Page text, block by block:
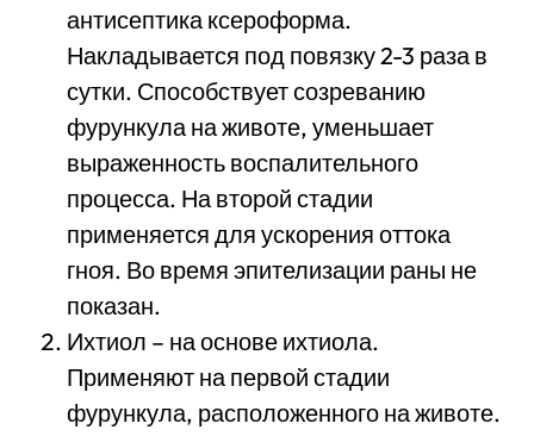
антисептика ксероформа.
Накладывается под повязку 2-3 раза в
сутки. Способствует созреванию
фурункула на животе, уменьшает
выраженность воспалительного
процесса. На второй стадии
применяется для ускорения оттока
гноя. Во время эпителизации раны не
показан.
Ихтиол – на основе ихтиола.
Применяют на первой стадии
фурункула, расположенного на животе.